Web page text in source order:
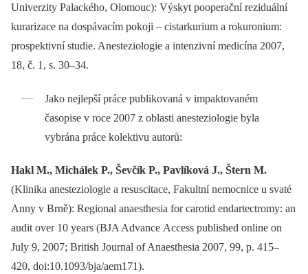
Univerzity Palackého, Olomouc): Výskyt pooperační reziduální
kurarizace na dospávacím pokoji –⁠ cistarkurium a rokuronium:
prospektivní studie. Anesteziologie a intenzivní medicína 2007,
18, č. 1, s. 30–34.
Jako nejlepší práce publikovaná v impaktovaném
časopise v roce 2007 z oblasti anesteziologie byla
vybrána práce kolektivu autorů:
Hakl M., Michálek P., Ševčík P., Pavlíková J., Štern M.
(Klinika anesteziologie a resuscitace, Fakultní nemocnice u svaté
Anny v Brně): Regional anaesthesia for carotid endartectromy: an
audit over 10 years (BJA Advance Access published online on
July 9, 2007; British Journal of Anaesthesia 2007, 99, p. 415–
420, doi:10.1093/bja/aem171).